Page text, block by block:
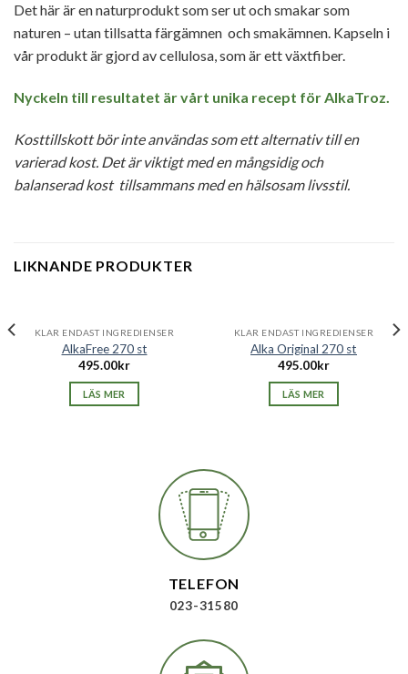
Det här är en naturprodukt som ser ut och smakar som
naturen – utan tillsatta färgämnen och smakämnen. Kapseln i
vår produkt är gjord av cellulosa, som är ett växtfiber.
Nyckeln till resultatet är vårt unika recept för AlkaTroz.
Kosttillskott bör inte användas som ett alternativ till en
varierad kost. Det är viktigt med en mångsidig och
balanserad kost tillsammans med en hälsosam livsstil.
LIKNANDE PRODUKTER
SLUT I LAGER
KLAR ENDAST INGREDIENSER
AlkaFree 270 st
495.00kr
LÄS MER
SLUT I LAGER
KLAR ENDAST INGREDIENSER
Alka Original 270 st
495.00kr
LÄS MER
TELEFON
023-31580